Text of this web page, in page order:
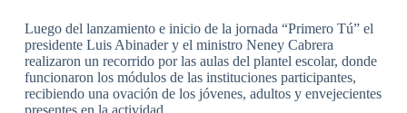
Luego del lanzamiento e inicio de la jornada “Primero Tú” el
presidente Luis Abinader y el ministro Neney Cabrera
realizaron un recorrido por las aulas del plantel escolar, donde
funcionaron los módulos de las instituciones participantes,
recibiendo una ovación de los jóvenes, adultos y envejecientes